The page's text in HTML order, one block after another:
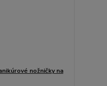
nožničky na